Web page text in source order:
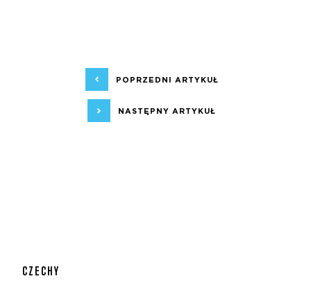
POPRZEDNI ARTYKUŁ
NASTĘPNY ARTYKUŁ
CZECHY